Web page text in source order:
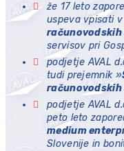
že 17 leto
uspeva vpisati
računovodskih
servisov pri
podjetje AVAL
tudi prejemnik »
podjetje AVAL
peto leto
medium
Slovenije in